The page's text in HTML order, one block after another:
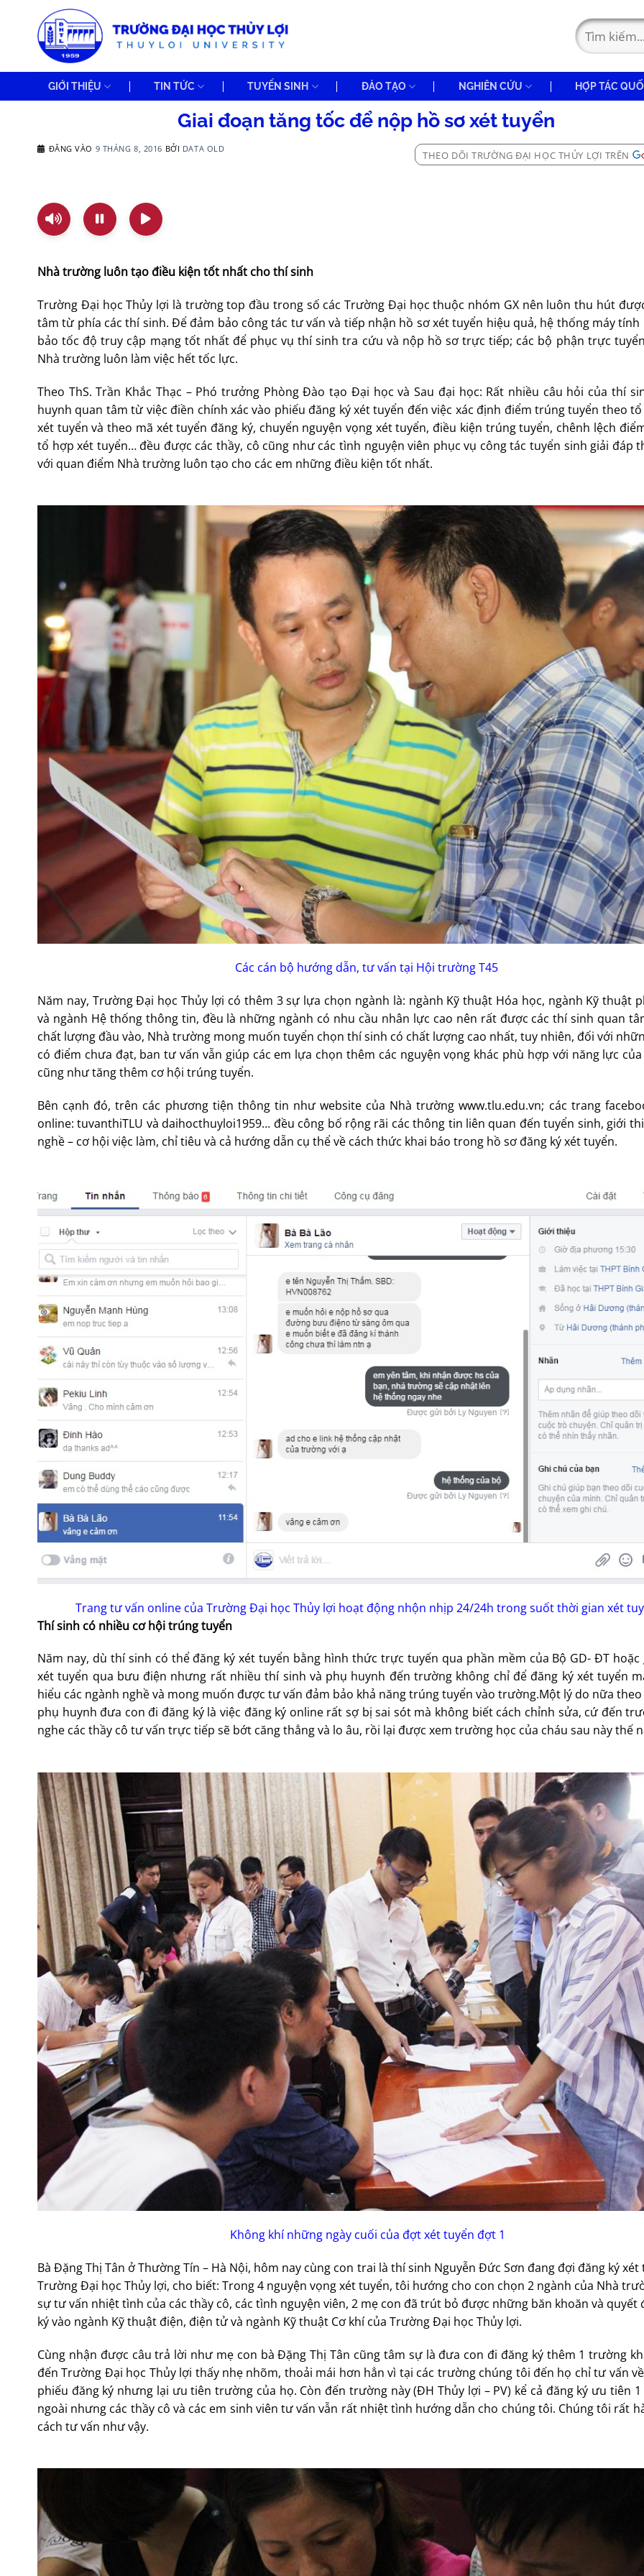
GIỚI THIỆU TIN TỨC TUYỂN SINH ĐÀO TẠO NGHIÊN CỨU HỢP TÁC
Giai đoạn tăng tốc để nộp hồ sơ xét tuyển
ĐĂNG VÀO 9 THÁNG 8, 2016 BỞI DATA OLD
THEO DÕI TRƯỜNG ĐẠI HỌC THỦY LỢI TRÊN
Nhà trường luôn tạo điều kiện tốt nhất cho thí sinh
Trường Đại học Thủy lợi là trường top đầu trong số các Trường Đại học thuộc nhóm GX nên luôn thu hút
tâm từ phía các thí sinh. Để đảm bảo công tác tư vấn và tiếp nhận hồ sơ xét tuyển hiệu quả, hệ thống máy
bảo tốc độ truy cập mạng tốt nhất để phục vụ thí sinh tra cứu và nộp hồ sơ trực tiếp; các bộ phận trực
Nhà trường luôn làm việc hết tốc lực.
Theo ThS. Trần Khắc Thạc – Phó trưởng Phòng Đào tạo Đại học và Sau đại học: Rất nhiều câu hỏi của thí
huynh quan tâm từ việc điền chính xác vào phiếu đăng ký xét tuyển đến việc xác định điểm trúng tuyển theo
xét tuyển và theo mã xét tuyển đăng ký, chuyển nguyện vọng xét tuyển, điều kiện trúng tuyển, chênh lệch
tổ hợp xét tuyển… đều được các thầy, cô cũng như các tình nguyện viên phục vụ công tác tuyển sinh giải đáp
với quan điểm Nhà trường luôn tạo cho các em những điều kiện tốt nhất.
Các cán bộ hướng dẫn, tư vấn tại Hội trường T45
Năm nay, Trường Đại học Thủy lợi có thêm 3 sự lựa chọn ngành là: ngành Kỹ thuật Hóa học, ngành Kỹ thuật
và ngành Hệ thống thông tin, đều là những ngành có nhu cầu nhân lực cao nên rất được các thí sinh quan
chất lượng đầu vào, Nhà trường mong muốn tuyển chọn thí sinh có chất lượng cao nhất, tuy nhiên, đối với
có điểm chưa đạt, ban tư vấn vẫn giúp các em lựa chọn thêm các nguyện vọng khác phù hợp với năng lực
cũng như tăng thêm cơ hội trúng tuyển.
Bên cạnh đó, trên các phương tiện thông tin như website của Nhà trường www.tlu.edu.vn; các trang
online: tuvanthiTLU và daihocthuyloi1959… đều công bố rộng rãi các thông tin liên quan đến tuyển sinh, giới
nghề – cơ hội việc làm, chỉ tiêu và cả hướng dẫn cụ thể về cách thức khai báo trong hồ sơ đăng ký xét tuyển.
Trang tư vấn online của Trường Đại học Thủy lợi hoạt động nhộn nhịp 24/24h trong suốt thời gian xét
Thí sinh có nhiều cơ hội trúng tuyển
Năm nay, dù thí sinh có thể đăng ký xét tuyển bằng hình thức trực tuyến qua phần mềm của Bộ GD- ĐT
xét tuyển qua bưu điện nhưng rất nhiều thí sinh và phụ huynh đến trường không chỉ để đăng ký xét tuyển
hiểu các ngành nghề và mong muốn được tư vấn đảm bảo khả năng trúng tuyển vào trường.Một lý do nữa theo
phụ huynh đưa con đi đăng ký là việc đăng ký online rất sợ bị sai sót mà không biết cách chỉnh sửa, cứ đến
nghe các thầy cô tư vấn trực tiếp sẽ bớt căng thẳng và lo âu, rồi lại được xem trường học của cháu sau này thế
Không khí những ngày cuối của đợt xét tuyển đợt 1
Bà Đặng Thị Tân ở Thường Tín – Hà Nội, hôm nay cùng con trai là thí sinh Nguyễn Đức Sơn đang đợi đăng ký xét
Trường Đại học Thủy lợi, cho biết: Trong 4 nguyện vọng xét tuyển, tôi hướng cho con chọn 2 ngành của Nhà
sự tư vấn nhiệt tình của các thầy cô, các tình nguyện viên, 2 mẹ con đã trút bỏ được những băn khoăn và quyết
ký vào ngành Kỹ thuật điện, điện tử và ngành Kỹ thuật Cơ khí của Trường Đại học Thủy lợi.
Cùng nhận được câu trả lời như mẹ con bà Đặng Thị Tân cũng tâm sự là đưa con đi đăng ký thêm 1 trường
đến Trường Đại học Thủy lợi thấy nhẹ nhõm, thoải mái hơn hẳn vì tại các trường chúng tôi đến họ chỉ tư vấn
phiếu đăng ký nhưng lại ưu tiên trường của họ. Còn đến trường này (ĐH Thủy lợi – PV) kể cả đăng ký ưu tiên
ngoài nhưng các thầy cô và các em sinh viên tư vấn vẫn rất nhiệt tình hướng dẫn cho chúng tôi. Chúng tôi rất
cách tư vấn như vậy.